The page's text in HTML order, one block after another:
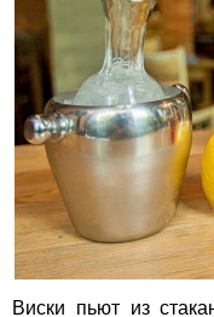
Виски пьют из